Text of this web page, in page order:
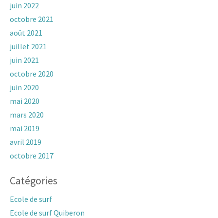
juin 2022
octobre 2021
août 2021
juillet 2021
juin 2021
octobre 2020
juin 2020
mai 2020
mars 2020
mai 2019
avril 2019
octobre 2017
Catégories
Ecole de surf
Ecole de surf Quiberon